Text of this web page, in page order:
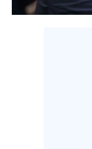
LAVORO